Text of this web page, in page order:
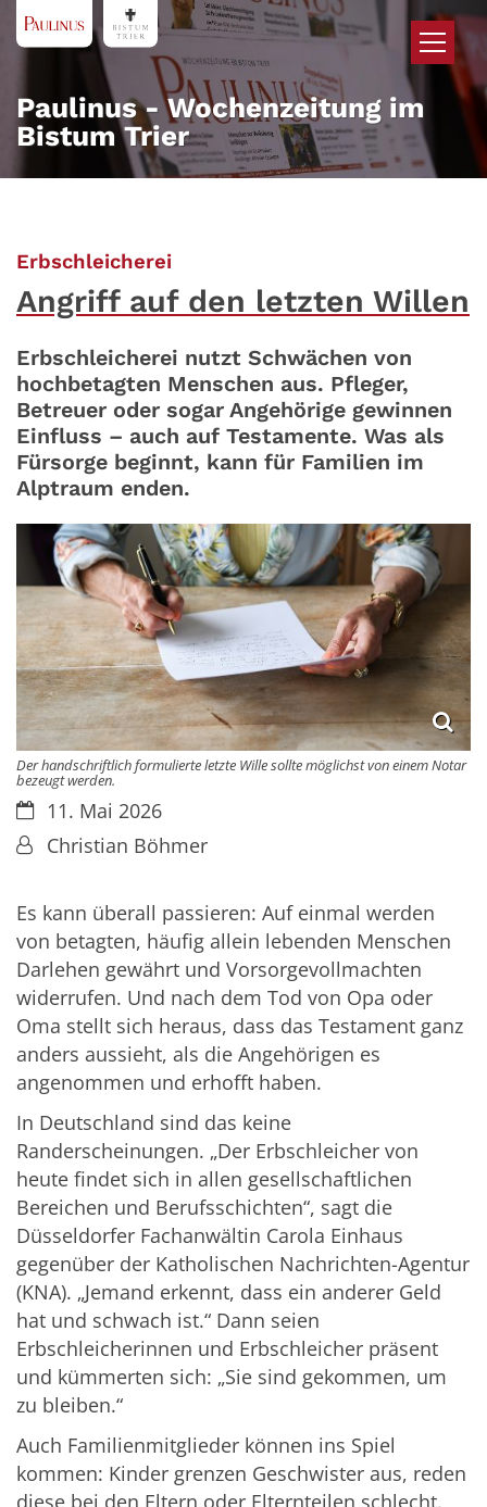
Zum Inhalt springen
Paulinus - Wochenzeitung im
Bistum Trier
Erbschleicherei:
Angriff auf den letzten Willen
Erbschleicherei nutzt Schwächen von
hochbetagten Menschen aus. Pfleger,
Betreuer oder sogar Angehörige gewinnen
Einfluss – auch auf Testamente. Was als
Fürsorge beginnt, kann für Familien im
Alptraum enden.
Der handschriftlich formulierte letzte Wille sollte möglichst von einem Notar
bezeugt werden.
Datum:11. Mai 2026
Von:Christian Böhmer
Es kann überall passieren: Auf einmal werden
von betagten, häufig allein lebenden Menschen
Darlehen gewährt und Vorsorgevollmachten
widerrufen. Und nach dem Tod von Opa oder
Oma stellt sich heraus, dass das Testament ganz
anders aussieht, als die Angehörigen es
angenommen und erhofft haben.
In Deutschland sind das keine
Randerscheinungen. „Der Erbschleicher von
heute findet sich in allen gesellschaftlichen
Bereichen und Berufsschichten“, sagt die
Düsseldorfer Fachanwältin Carola Einhaus
gegenüber der Katholischen Nachrichten-Agentur
(KNA). „Jemand erkennt, dass ein anderer Geld
hat und schwach ist.“ Dann seien
Erbschleicherinnen und Erbschleicher präsent
und kümmerten sich: „Sie sind gekommen, um
zu bleiben.“
Auch Familienmitglieder können ins Spiel
kommen: Kinder grenzen Geschwister aus, reden
diese bei den Eltern oder Elternteilen schlecht.